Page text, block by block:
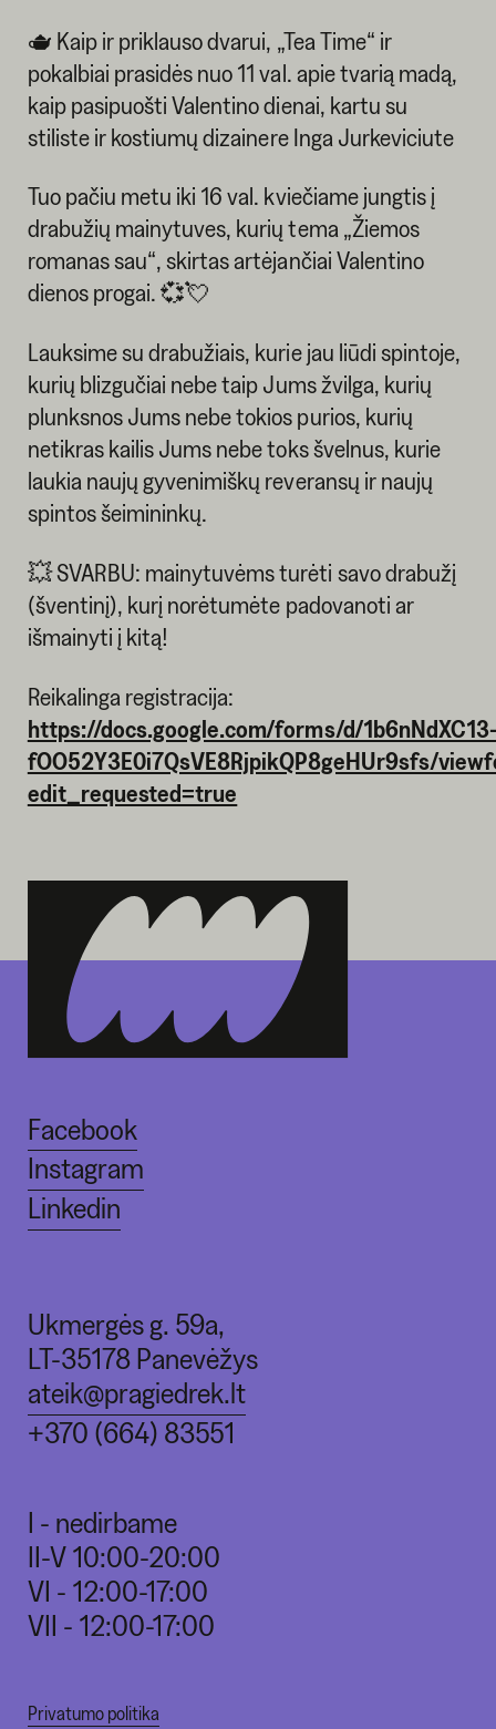
🫖 Kaip ir priklauso dvarui, „Tea Time“ ir
pokalbiai prasidės nuo 11 val. apie tvarią madą,
kaip pasipuošti Valentino dienai, kartu su
stiliste ir kostiumų dizainere Inga Jurkeviciute
Tuo pačiu metu iki 16 val. kviečiame jungtis į
drabužių mainytuves, kurių tema „Žiemos
romanas sau“, skirtas artėjančiai Valentino
dienos progai. 💞💘
Lauksime su drabužiais, kurie jau liūdi spintoje,
kurių blizgučiai nebe taip Jums žvilga, kurių
plunksnos Jums nebe tokios purios, kurių
netikras kailis Jums nebe toks švelnus, kurie
laukia naujų gyvenimiškų reveransų ir naujų
spintos šeimininkų.
💥 SVARBU: mainytuvėms turėti savo drabužį
(šventinį), kurį norėtumėte padovanoti ar
išmainyti į kitą!
Reikalinga registracija:
https://docs.google.com/forms/d/
fOO52Y3E0i7QsVE8RjpikQP8geHUr9sfs/
edit_requested=true
Facebook
Instagram
Linkedin
Ukmergės g. 59a,
LT-35178 Panevėžys
ateik@pragiedrek.lt
+370 (664) 83551
I - nedirbame
II-V 10:00-20:00
VI - 12:00-17:00
VII - 12:00-17:00
Privatumo politika